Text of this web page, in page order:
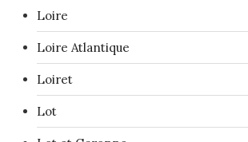
Loire
Loire Atlantique
Loiret
Lot